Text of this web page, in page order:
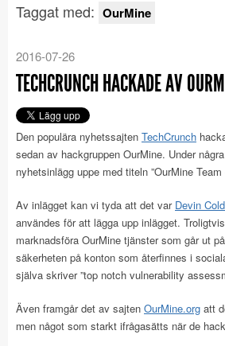
Taggat med: OurMine
2016-07-26
TECHCRUNCH HACKADE AV
Den populära nyhetssajten TechCrunch
sedan av hackgruppen OurMine. Under
nyhetsinlägg uppe med titeln ”OurMine
Av inlägget kan vi tyda att det var Devin
användes för att lägga upp inlägget.
marknadsföra OurMine tjänster som går ut
säkerheten på konton som återfinnes i
själva skriver ”top notch vulnerability
Även framgår det av sajten OurMine.org att
men något som starkt ifrågasätts när de